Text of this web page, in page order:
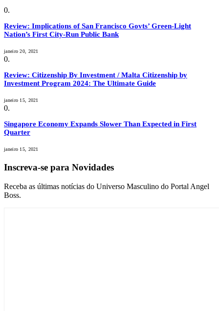
Review: Implications of San Francisco Govts’ Green-Light
Nation’s First City-Run Public Bank
janeiro 20, 2021
Review: Citizenship By Investment / Malta Citizenship by
Investment Program 2024: The Ultimate Guide
janeiro 15, 2021
Singapore Economy Expands Slower Than Expected in First
Quarter
janeiro 15, 2021
Inscreva-se para Novidades
Receba as últimas notícias do Universo Masculino do Portal Angel
Boss.